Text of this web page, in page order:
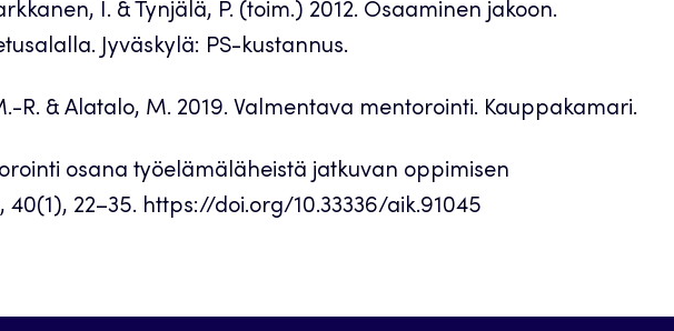
I. & Tynjälä, P. (toim.) 2012. Osaaminen jakoon.
Jyväskylä: PS-kustannus.
R. & Alatalo, M. 2019. Valmentava mentorointi. Kauppakamari.
osana työelämäläheistä jatkuvan oppimisen
40(1), 22–35. https://doi.org/10.33336/aik.91045